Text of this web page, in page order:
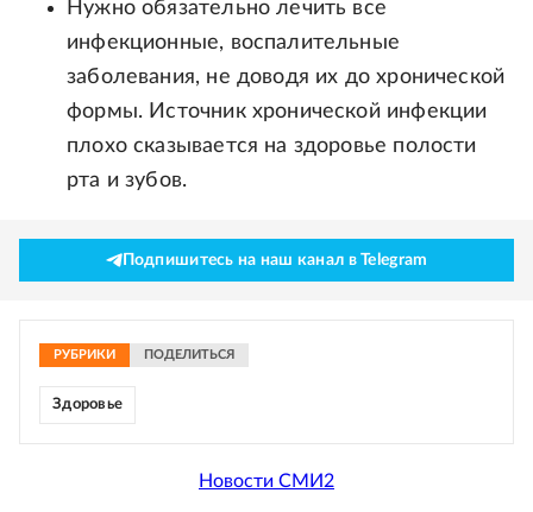
Нужно обязательно лечить все
инфекционные, воспалительные
заболевания, не доводя их до хронической
формы. Источник хронической инфекции
плохо сказывается на здоровье полости
рта и зубов.
Подпишитесь на наш канал в Telegram
РУБРИКИ ПОДЕЛИТЬСЯ
Здоровье
Новости СМИ2